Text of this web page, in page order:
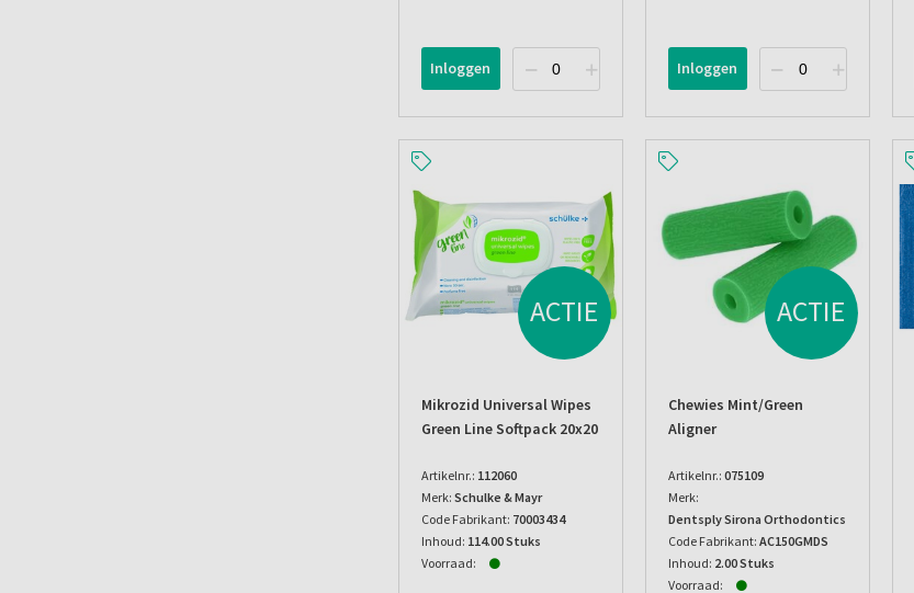
Inloggen Inloggen
ACTIE
Mikrozid Universal Wipes
Green Line Softpack 20x20
Artikelnr.: 112060
Merk: Schulke & Mayr
Code Fabrikant: 70003434
Inhoud: 114.00 Stuks
Voorraad:
ACTIE
Chewies Mint/green
Aligner
Artikelnr.: 075109
Merk:
Dentsply Sirona Orthodontics
Code Fabrikant: AC150GMDS
Inhoud: 2.00 Stuks
Voorraad: